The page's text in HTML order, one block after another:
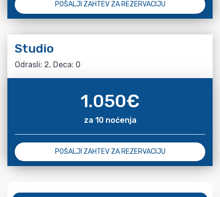
POŠALJI ZAHTEV ZA REZERVACIJU
Studio
Odrasli: 2, Deca: 0
1.050€
za 10 noćenja
POŠALJI ZAHTEV ZA REZERVACIJU